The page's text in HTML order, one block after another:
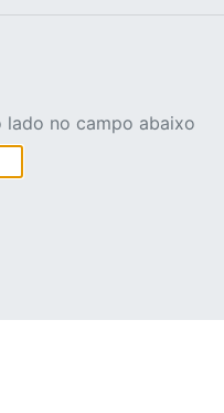
lado no campo abaixo